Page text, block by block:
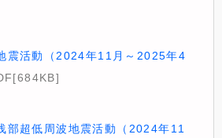
震活動（2024年11月～2025年4
部超低周波地震活動（2024年11